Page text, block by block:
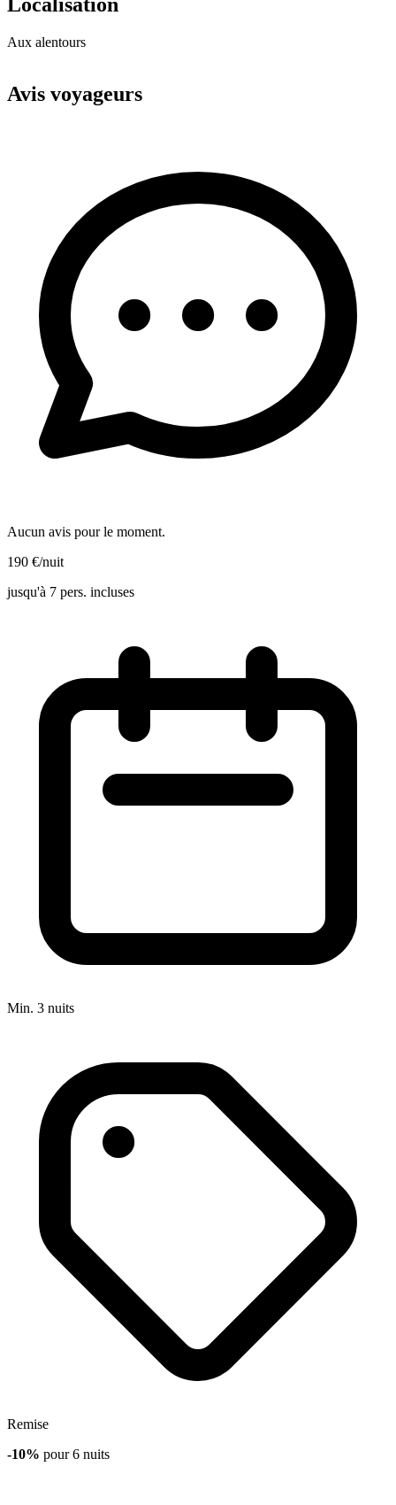
Aux alentours
+
Avis voyageurs
Aucun avis pour le moment.
190 €/nuit
jusqu'à 7 pers. incluses
Min. 3 nuits
Remise
-10% pour 6 nuits